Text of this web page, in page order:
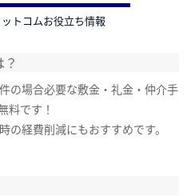
トコムお役立ち情報
の場合必要な敷金・礼金・仲介手
料です！
の経費削減にもおすすめです。